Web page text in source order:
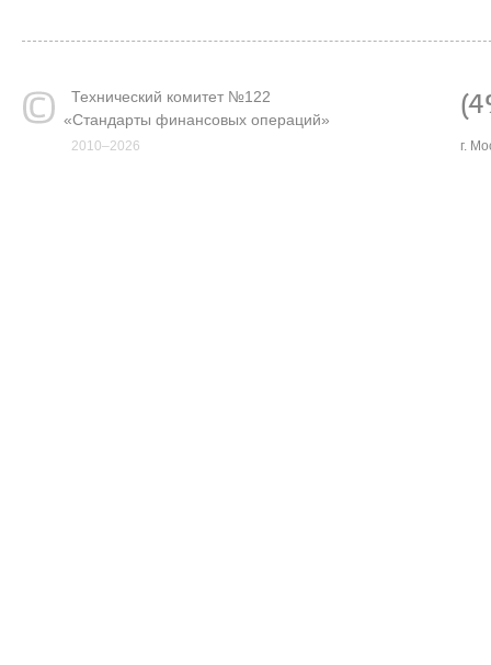
Технический комитет №122
«Стандарты финансовых операций»
2010–2026 г.